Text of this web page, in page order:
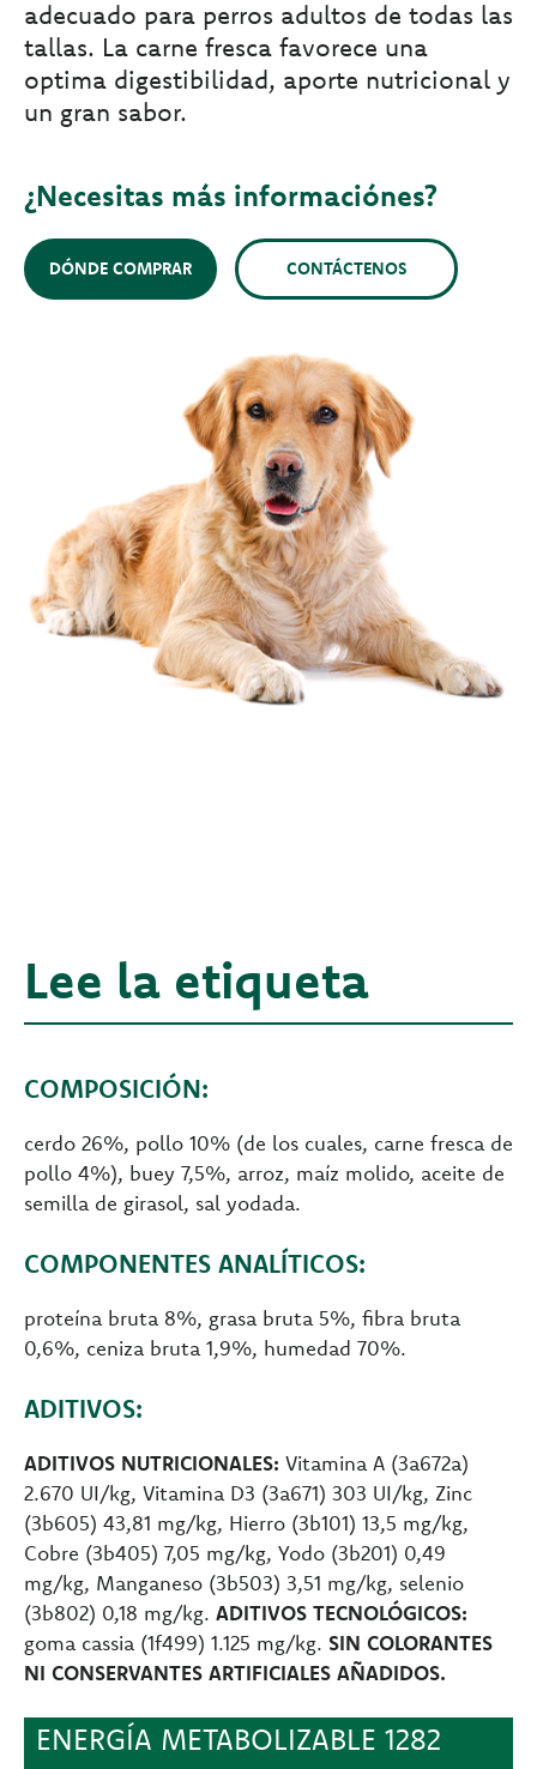
adecuado para perros adultos de todas las
tallas. La carne fresca favorece una
optima digestibilidad, aporte nutricional y
un gran sabor.
¿Necesitas más informaciónes?
DÓNDE COMPRAR CONTÁCTENOS
Lee la etiqueta
COMPOSICIÓN:
cerdo 26%, pollo 10% (de los cuales, carne fresca de
pollo 4%), buey 7,5%, arroz, maíz molido, aceite de
semilla de girasol, sal yodada.
COMPONENTES ANALÍTICOS:
proteína bruta 8%, grasa bruta 5%, fibra bruta
0,6%, ceniza bruta 1,9%, humedad 70%.
ADITIVOS:
ADITIVOS NUTRICIONALES: Vitamina A (3a672a)
2.670 UI/kg, Vitamina D3 (3a671) 303 UI/kg, Zinc
(3b605) 43,81 mg/kg, Hierro (3b101) 13,5 mg/kg,
Cobre (3b405) 7,05 mg/kg, Yodo (3b201) 0,49
mg/kg, Manganeso (3b503) 3,51 mg/kg, selenio
(3b802) 0,18 mg/kg. ADITIVOS TECNOLÓGICOS:
goma cassia (1f499) 1.125 mg/kg. SIN COLORANTES
NI CONSERVANTES ARTIFICIALES AÑADIDOS.
ENERGÍA METABOLIZABLE 1282